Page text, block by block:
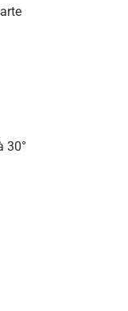
30°